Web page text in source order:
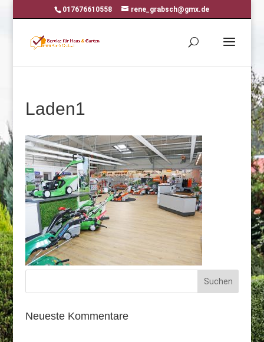
017676610558 rene_grabsch@gmx.de
Laden1
Neueste Kommentare